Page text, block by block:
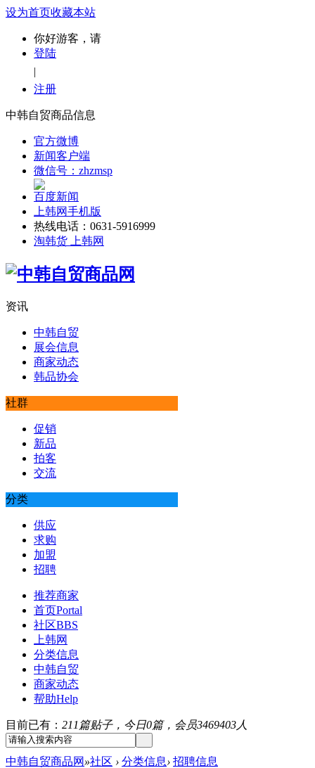
设为首页收藏本站
你好游客，请
登陆
|
注册
中韩自贸商品信息
官方微博
新闻客户端
微信号：zhzmsp
百度新闻
上韩网手机版
热线电话：0631-5916999
淘韩货 上韩网
资讯
中韩自贸
展会信息
商家动态
韩品协会
社群
促销
新品
拍客
交流
分类
供应
求购
加盟
招聘
推荐商家
首页Portal
社区BBS
上韩网
分类信息
中韩自贸
商家动态
帮助Help
目前已有： 211篇贴子，今日0篇，会员3469403人
中韩自贸商品网 »社区 › 分类信息› 招聘信息